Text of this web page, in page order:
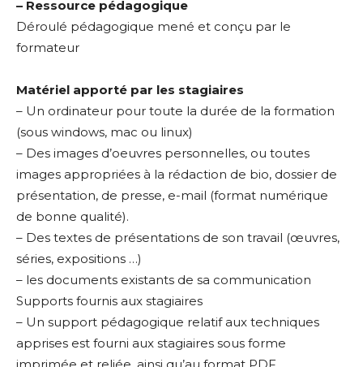
Statut / Organisation
J'accepte les termes et conditions
* Champ obligatoire
Adresse email*
Prénom
Statut / Organisation
J'accepte lestermes et conditions
* Champ obligatoire
– Ressource pédagogique
Déroulé pédagogique mené et conçu par le
formateur
Matériel apporté par les stagiaires
– Un ordinateur pour toute la durée de la formation
(sous windows, mac ou linux)
– Des images d’oeuvres personnelles, ou toutes
images appropriées à la rédaction de bio, dossier de
présentation, de presse, e-mail (format numérique
de bonne qualité).
– Des textes de présentations de son travail (œuvres,
séries, expositions …)
– les documents existants de sa communication
Supports fournis aux stagiaires
– Un support pédagogique relatif aux techniques
apprises est fourni aux stagiaires sous forme